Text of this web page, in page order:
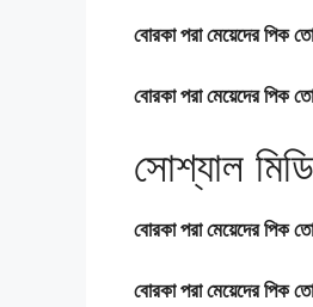
বোরকা পরা মেয়েদের পিক
বোরকা পরা মেয়েদের পিক
সোশ্যাল
বোরকা পরা মেয়েদের পিক
বোরকা পরা মেয়েদের পিক